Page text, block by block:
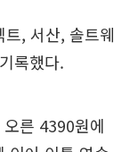
트, 서산, 솔트웨
록했다.
른 4390원에